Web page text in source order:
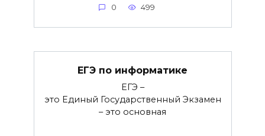
0 499
ЕГЭ по информатике
ЕГЭ –
это Единый Государственный Экзамен
– это основная